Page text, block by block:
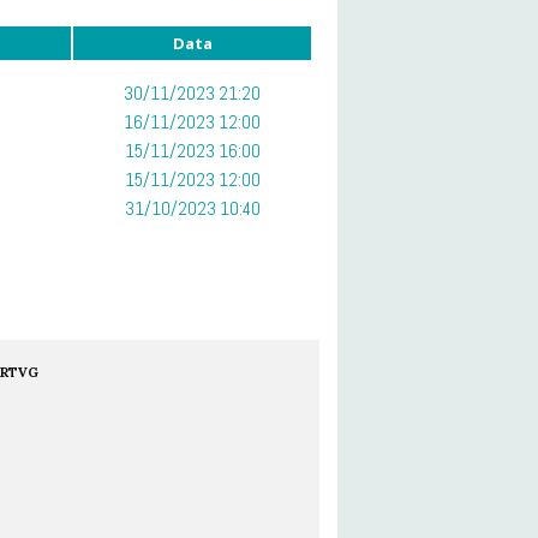
Data
30/11/2023 21:20
16/11/2023 12:00
15/11/2023 16:00
15/11/2023 12:00
31/10/2023 10:40